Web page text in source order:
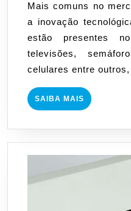
Mais comuns no
a inovação
estão presentes
televisões,
celulares entre
SAIBA MAIS SAIBA
MAIS